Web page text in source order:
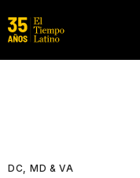
DC, MD & VA